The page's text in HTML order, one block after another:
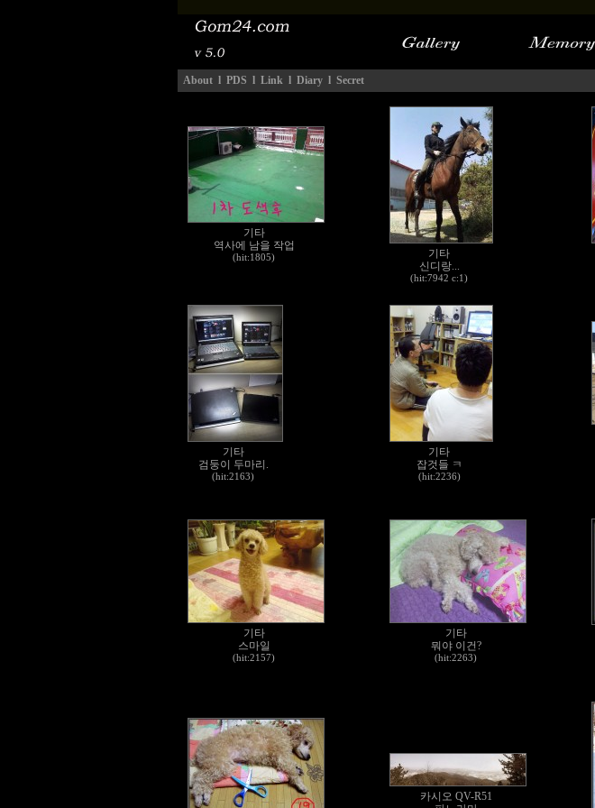
About l PDS l Link l Diary l Secret
기타
역사에 남을 작업
(hit:1805)
기타
신디랑...
(hit:7942 c:1)
기타
검둥이 두마리.
(hit:2163)
기타
잡것들 ㅋ
(hit:2236)
기타
스마일
(hit:2157)
기타
뭐야 이건?
(hit:2263)
카시오 QV-R51